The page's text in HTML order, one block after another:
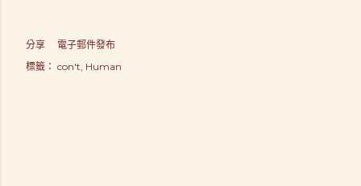
分享
電子郵件發布
標籤： con't Human